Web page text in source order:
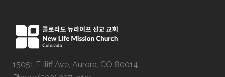
15051 E Iliff Ave, Aurora, CO 80014